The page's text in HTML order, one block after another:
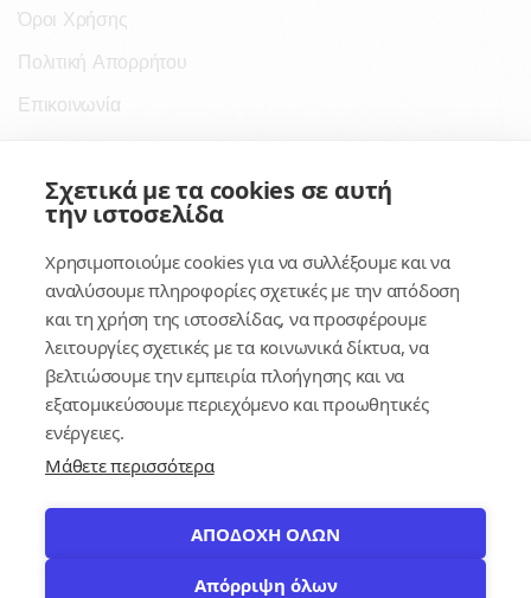
Όροι Χρήσης
Πολιτική Απορρήτου
Επικοινωνία
Σύνδεσμοι
Κέντρο Γνώσης
Πλατφόρμα
Εγγραφή
Για δημοσίους υπαλλήλους
Σχετικά με τα cookies σε αυτή
την ιστοσελίδα
Χρησιμοποιούμε cookies για να συλλέξουμε και να
αναλύσουμε πληροφορίες σχετικές με την απόδοση
και τη χρήση της ιστοσελίδας, να προσφέρουμε
λειτουργίες σχετικές με τα κοινωνικά δίκτυα, να
βελτιώσουμε την εμπειρία πλοήγησης και να
εξατομικεύσουμε περιεχόμενο και προωθητικές
ενέργειες.
Μάθετε περισσότερα
ΑΠΟΔΟΧΗ ΟΛΩΝ
Απόρριψη όλων